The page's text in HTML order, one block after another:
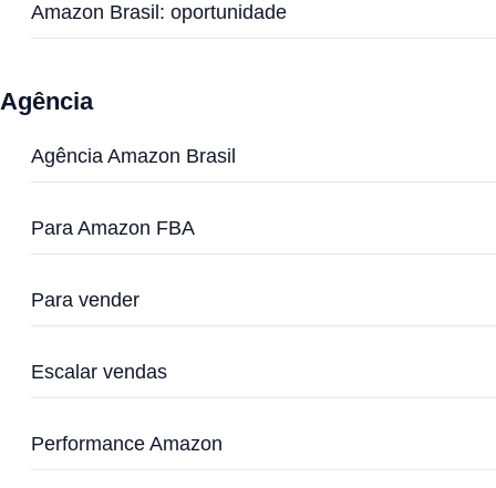
Amazon Brasil: oportunidade
Agência
Agência Amazon Brasil
Para Amazon FBA
Para vender
Escalar vendas
Performance Amazon